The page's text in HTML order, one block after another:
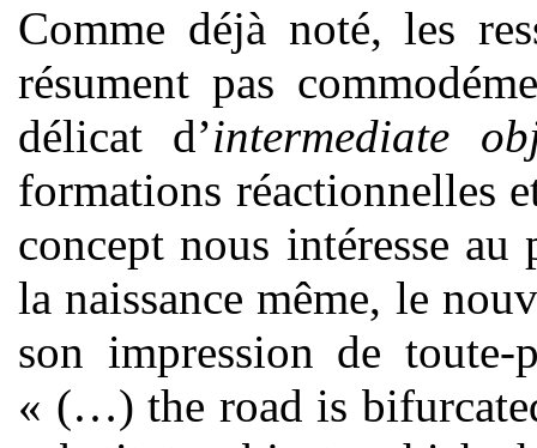
Comme déjà noté, les
résument pas
délicat d’intermediate
formations réactionnelles
concept nous intéresse
la naissance même, le
son impression de
« (…) the road is